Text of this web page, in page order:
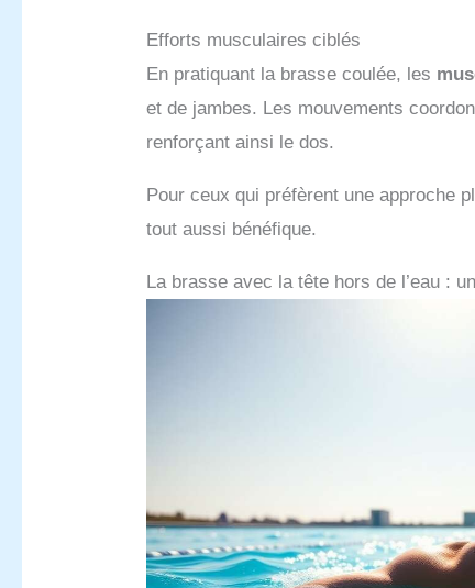
Efforts musculaires ciblés
En pratiquant la brasse coulée, les
et de jambes. Les mouvements
renforçant ainsi le dos.
Pour ceux qui préfèrent une approche
tout aussi bénéfique.
La brasse avec la tête hors de l’eau :